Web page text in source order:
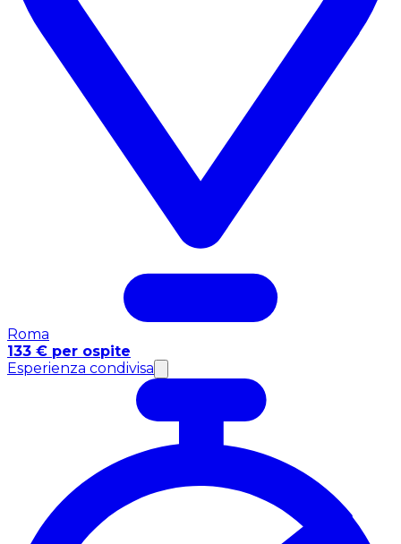
Roma
133 € per ospite
Esperienza condivisa